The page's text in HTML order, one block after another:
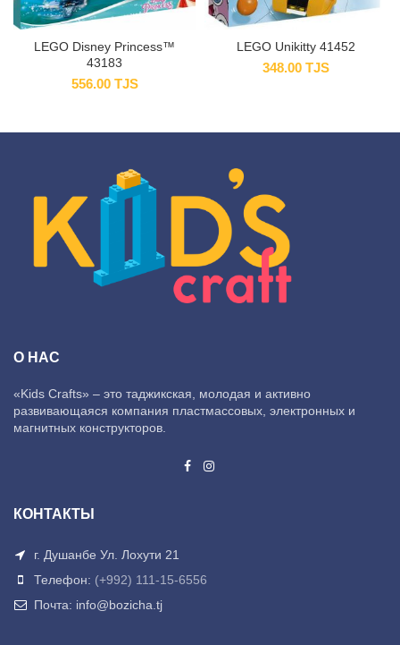
LEGO Disney Princess™
43183
556.00 TJS
LEGO Unikitty 41452
348.00 TJS
О НАС
«Kids Crafts» – это таджикская, молодая и активно
развивающаяся компания пластмассовых, электронных и
магнитных конструкторов.
КОНТАКТЫ
г. Душанбе Ул. Лохути 21
Телефон: (+992) 111-15-6556
Почта: info@bozicha.tj